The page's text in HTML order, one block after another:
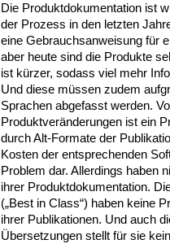
Die Produktdokumentation ist
der Prozess in den letzten
eine Gebrauchsanweisung für
aber heute sind die Produkte
ist kürzer, sodass viel mehr
Und diese müssen zudem
Sprachen abgefasst werden.
Produktveränderungen ist ein
durch Alt-Formate der
Kosten der entsprechenden
Problem dar. Allerdings haben
ihrer Produktdokumentation.
(„Best in Class“) haben keine
ihrer Publikationen. Und auch
Übersetzungen stellt für sie